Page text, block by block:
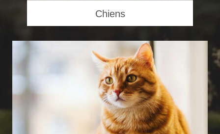
Chiens